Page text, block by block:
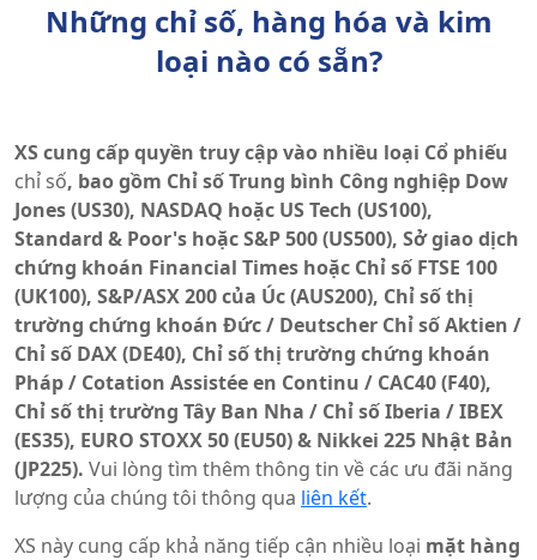
Những chỉ số, hàng hóa và kim
loại nào có sẵn?
XS cung cấp quyền truy cập vào nhiều loại Cổ phiếu
chỉ số, bao gồm Chỉ số Trung bình Công nghiệp Dow
Jones (US30), NASDAQ hoặc US Tech (US100),
Standard & Poor's hoặc S&P 500 (US500), Sở giao dịch
chứng khoán Financial Times hoặc Chỉ số FTSE 100
(UK100), S&P/ASX 200 của Úc (AUS200), Chỉ số thị
trường chứng khoán Đức / Deutscher Chỉ số Aktien /
Chỉ số DAX (DE40), Chỉ số thị trường chứng khoán
Pháp / Cotation Assistée en Continu / CAC40 (F40),
Chỉ số thị trường Tây Ban Nha / Chỉ số Iberia / IBEX
(ES35), EURO STOXX 50 (EU50) & Nikkei 225 Nhật Bản
(JP225). Vui lòng tìm thêm thông tin về các ưu đãi năng
lượng của chúng tôi thông qua liên kết.
XS này cung cấp khả năng tiếp cận nhiều loại mặt hàng